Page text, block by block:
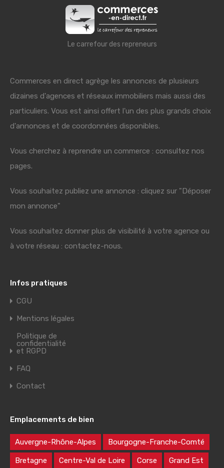
Le carrefour des repreneurs
Commerces en direct agrège les annonces de plusieurs
dizaines d'agences et réseaux immobiliers mais aussi des
particuliers. Vous est ainsi offert l'un des plus grands choix
d'annonces et de coordonnées disponibles.
Vous cherchez à reprendre un commerce : consultez nos
pages.
Vous souhaitez publiez une annonce : cliquez sur "Déposer
mon annonce"
Vous souhaitez donner plus de visibilité à votre agence ou
à votre réseau : contactez-nous.
Infos pratiques
CGU
Mentions légales
Politique de
confidentialité
et RGPD
FAQ
Contact
Emplacements de bien
Auvergne-Rhône-Alpes Bourgogne-Franche-Comté
Bretagne Centre-Val de Loire Corse Grand Est